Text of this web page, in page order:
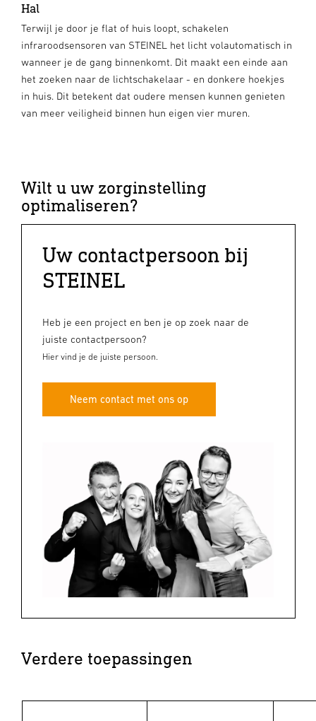
Hal
Terwijl je door je flat of huis loopt, schakelen
infraroodsensoren van STEINEL het licht volautomatisch in
wanneer je de gang binnenkomt. Dit maakt een einde aan
het zoeken naar de lichtschakelaar - en donkere hoekjes
in huis. Dit betekent dat oudere mensen kunnen genieten
van meer veiligheid binnen hun eigen vier muren.
Wilt u uw zorginstelling
optimaliseren?
Uw contactpersoon bij
STEINEL
Heb je een project en ben je op zoek naar de
juiste contactpersoon?
Hier vind je de juiste persoon.
Neem contact met ons op
Verdere toepassingen